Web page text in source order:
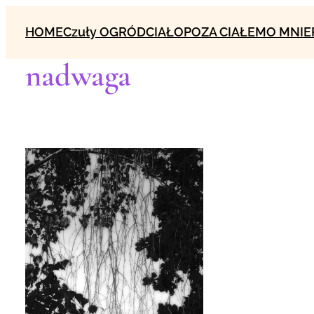
HOMECzuły OGRÓDCIAŁOPOZA CIAŁEMO MNIE
nadwaga